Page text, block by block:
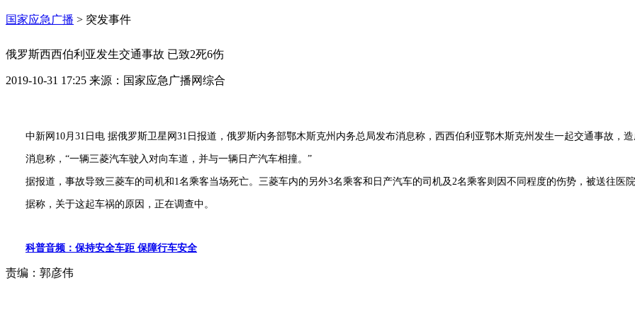
国家应急广播 > 突发事件
俄罗斯西西伯利亚发生交通事故 已致2死6伤
2019-10-31 17:25 来源： 国家应急广播网综合
中新网10月31日电 据俄罗斯卫星网31日报道，俄罗斯内务部鄂木斯克州内务总局发布消息称，西西伯利亚鄂木斯克州发生一起交通事故，造
消息称，“一辆三菱汽车驶入对向车道，并与一辆日产汽车相撞。”
据报道，事故导致三菱车的司机和1名乘客当场死亡。三菱车内的另外3名乘客和日产汽车的司机及2名乘客则因不同程度的伤势，被送往医院
据称，关于这起车祸的原因，正在调查中。
科普音频：保持安全车距 保障行车安全
责编： 郭彦伟